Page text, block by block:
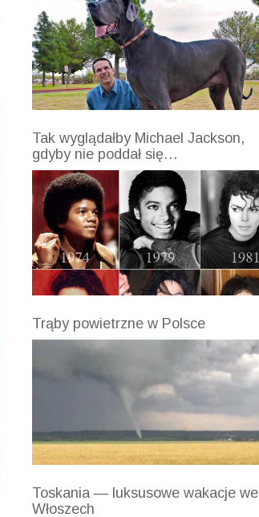
Tak wyglądałby Michael Jackson,
gdyby nie poddał się…
Trąby powietrzne w Polsce
Toskania — luksusowe wakacje we
Włoszech